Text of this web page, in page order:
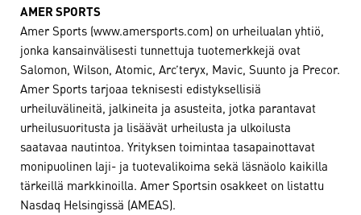
AMER SPORTS
Amer Sports (www.amersports.com) on urheilualan yhtiö,
jonka kansainvälisesti tunnettuja tuotemerkkejä ovat
Salomon, Wilson, Atomic, Arc’teryx, Mavic, Suunto ja Precor.
Amer Sports tarjoaa teknisesti edistyksellisiä
urheiluvälineitä, jalkineita ja asusteita, jotka parantavat
urheilusuoritusta ja lisäävät urheilusta ja ulkoilusta
saatavaa nautintoa. Yrityksen toimintaa tasapainottavat
monipuolinen laji- ja tuotevalikoima sekä läsnäolo kaikilla
tärkeillä markkinoilla. Amer Sportsin osakkeet on listattu
Nasdaq Helsingissä (AMEAS).